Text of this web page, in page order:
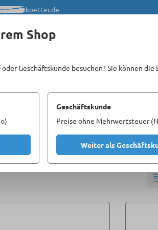
Homepages
Shop
Geschäftskunde besuchen? Sie können die
Geschäftskunde
Preise ohne Mehrwertsteuer
Weiter als